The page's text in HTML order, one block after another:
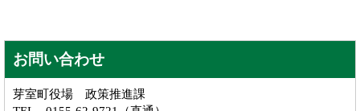
お問い合わせ
芽室町役場 政策推進課